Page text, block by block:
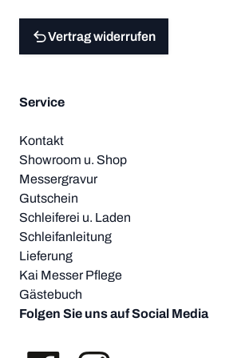
Vertrag widerrufen
Service
Kontakt
Showroom u. Shop
Messergravur
Gutschein
Schleiferei u. Laden
Schleifanleitung
Lieferung
Kai Messer Pflege
Gästebuch
Folgen Sie uns auf Social Media